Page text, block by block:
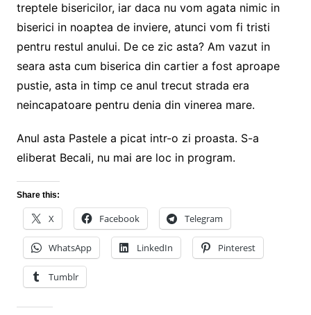
treptele bisericilor, iar daca nu vom agata nimic in
biserici in noaptea de inviere, atunci vom fi tristi
pentru restul anului. De ce zic asta? Am vazut in
seara asta cum biserica din cartier a fost aproape
pustie, asta in timp ce anul trecut strada era
neincapatoare pentru denia din vinerea mare.
Anul asta Pastele a picat intr-o zi proasta. S-a
eliberat Becali, nu mai are loc in program.
Share this:
X Facebook Telegram
WhatsApp LinkedIn Pinterest
Tumblr